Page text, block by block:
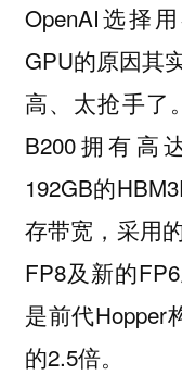
OpenAI选择
GPU的原因其
高、太抢手了
B200拥有高
192GB的
存带宽，采用
FP8及新的
是前代Hopper
的2.5倍。